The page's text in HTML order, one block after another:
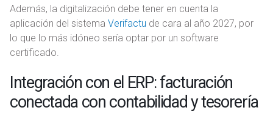
n
t
o
Además, la digitalización debe tener en cuenta la
aplicación del sistema Verifactu de cara al año 2027, por
lo que lo más idóneo sería optar por un software
certificado.
Integración con el ERP: facturación
conectada con contabilidad y tesorería